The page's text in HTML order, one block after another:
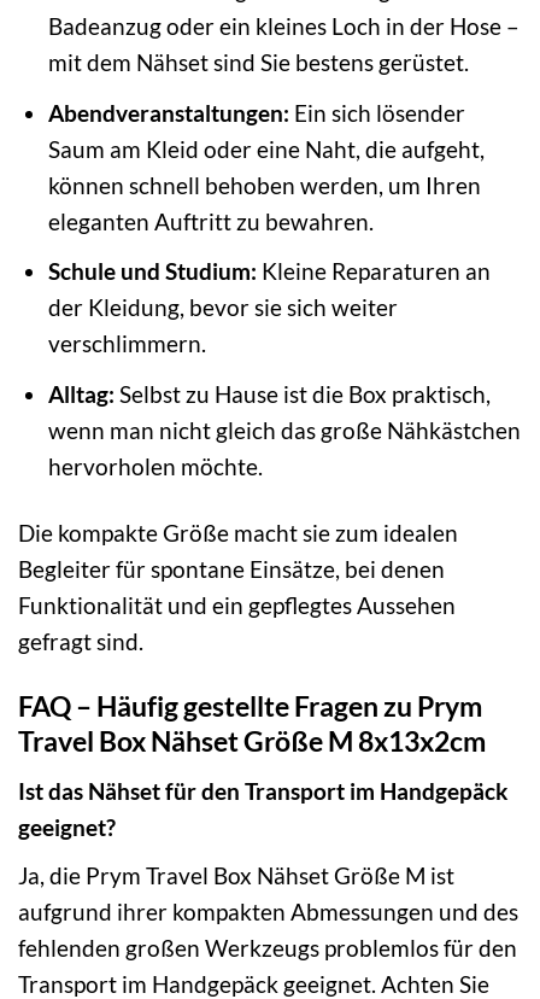
Badeanzug oder ein kleines Loch in der Hose –
mit dem Nähset sind Sie bestens gerüstet.
Abendveranstaltungen: Ein sich lösender
Saum am Kleid oder eine Naht, die aufgeht,
können schnell behoben werden, um Ihren
eleganten Auftritt zu bewahren.
Schule und Studium: Kleine Reparaturen an
der Kleidung, bevor sie sich weiter
verschlimmern.
Alltag: Selbst zu Hause ist die Box praktisch,
wenn man nicht gleich das große Nähkästchen
hervorholen möchte.
Die kompakte Größe macht sie zum idealen
Begleiter für spontane Einsätze, bei denen
Funktionalität und ein gepflegtes Aussehen
gefragt sind.
FAQ – Häufig gestellte Fragen zu Prym
Travel Box Nähset Größe M 8x13x2cm
Ist das Nähset für den Transport im Handgepäck
geeignet?
Ja, die Prym Travel Box Nähset Größe M ist
aufgrund ihrer kompakten Abmessungen und des
fehlenden großen Werkzeugs problemlos für den
Transport im Handgepäck geeignet. Achten Sie